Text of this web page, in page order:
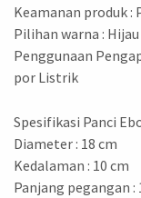
Keamanan produk :
Pilihan warna : Hijau
Penggunaan
por Listrik
Spesifikasi Panci
Diameter : 18 cm
Kedalaman : 10 cm
Panjang pegangan :